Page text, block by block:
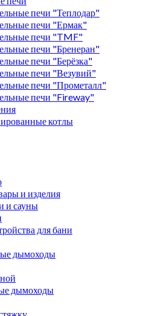
печи "Теплодар"
печи "Ермак"
печи "TMF"
печи "Бренеран"
печи "Берёзка"
печи "Везувий"
печи "Прометалл"
печи "Fireway"
котлы
и изделия
и сауны
для бани
дымоходы
дымоходы